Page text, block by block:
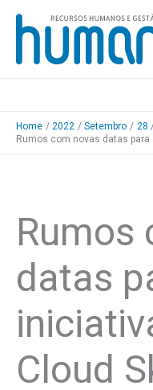
Skip
content
Home 2022 Setembro
28
Rumos com novas datas
Rumos
datas
Cloud